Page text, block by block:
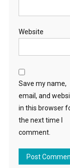
Website
Save my name,
email, and
in this browser
the next time I
comment.